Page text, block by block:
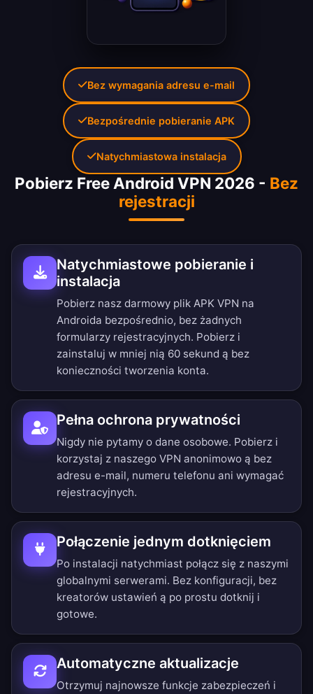
Pobierz Free Android VPN 2026 - Bez
rejestracji
Natychmiastowe pobieranie i
instalacja
Pobierz nasz darmowy plik APK VPN na
Androida bezpośrednio, bez żadnych
formularzy rejestracyjnych. Pobierz i
zainstaluj w mniej nią 60 sekund ą bez
konieczności tworzenia konta.
Pełna ochrona prywatności
Nigdy nie pytamy o dane osobowe. Pobierz i
korzystaj z naszego VPN anonimowo ą bez
adresu e-mail, numeru telefonu ani wymagać
rejestracyjnych.
Połączenie jednym dotknięciem
Po instalacji natychmiast połącz się z naszymi
globalnymi serwerami. Bez konfiguracji, bez
kreatorów ustawień ą po prostu dotknij i
gotowe.
Automatyczne aktualizacje
Otrzymuj najnowsze funkcje zabezpieczeń i
Bez wymagania adresu e-mail
Bezpośrednie pobieranie APK
Natychmiastowa instalacja